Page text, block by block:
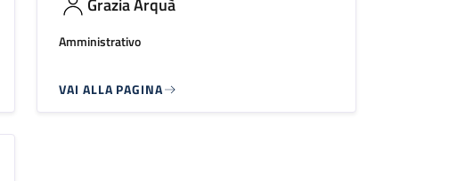
Amministrativo
VAI ALLA PAGINA